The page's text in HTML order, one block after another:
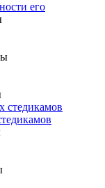
его